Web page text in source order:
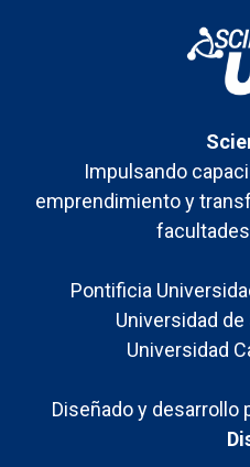
Impulsando
emprendimiento y
Pontificia
Universidad
Universidad
Diseñado y desarrollo